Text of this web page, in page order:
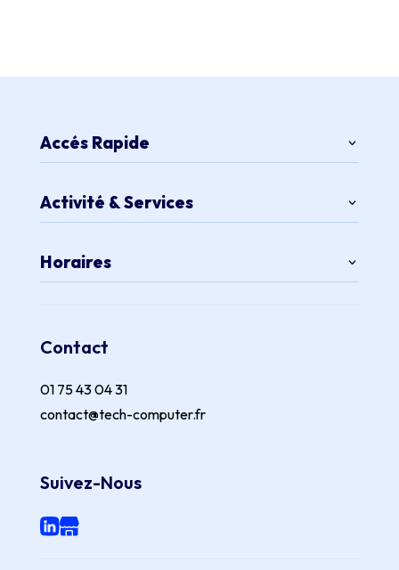
Accés Rapide
Activité & Services
Horaires
Contact
01 75 43 04 31
contact@tech-computer.fr
Suivez-Nous